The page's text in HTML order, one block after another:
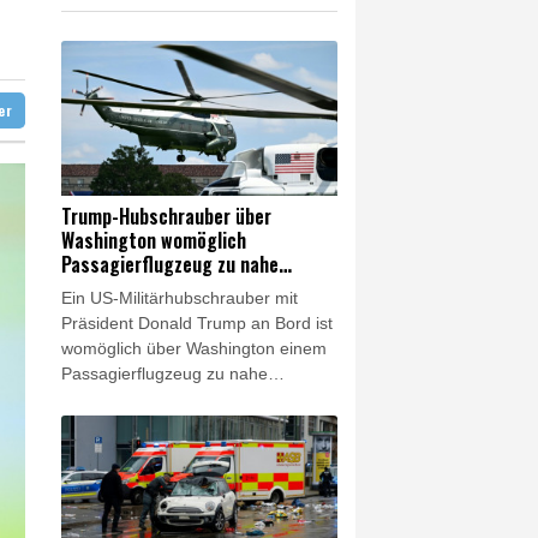
eingeschlagen
dann doch gestorben
Trump-Hubschrauber über
Washington womöglich
Passagierflugzeug zu nahe
gekommen
Ein US-Militärhubschrauber mit
Präsident Donald Trump an Bord ist
womöglich über Washington einem
Passagierflugzeug zu nahe
Transportsicherheitsbehörde
erklärte am Mittwoch, sie
untersuche einen Vorfall, "bei dem
der vorgeschriebene
Sicherheitsabstand zwischen der